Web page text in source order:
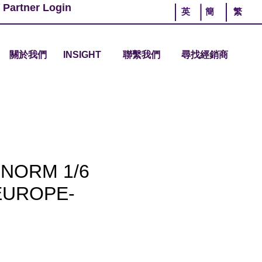
Partner Login 英 簡 繁
關於我們 INSIGHT 聯繫我們 尋找經銷商
1/6